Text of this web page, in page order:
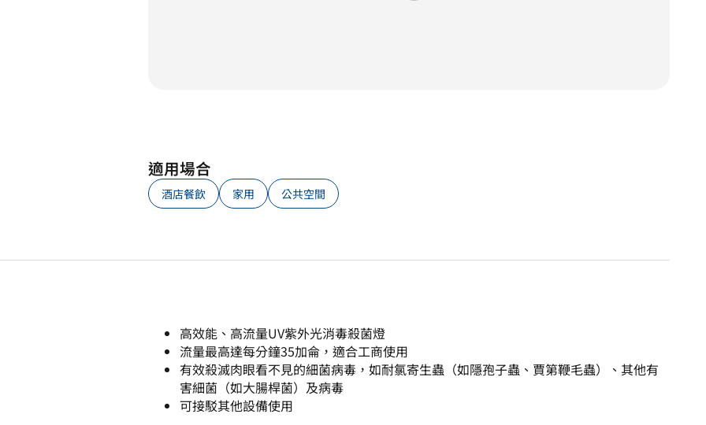
適用場合
酒店餐飲 家用 公共空間
高效能、高流量UV紫外光消毒殺菌燈
流量最高達每分鐘35加侖，適合工商使用
有效殺滅肉眼看不見的細菌病毒，如耐氯寄生蟲（如隱孢子蟲、賈第鞭毛蟲）、其他有
害細菌（如大腸桿菌）及病毒
可接駁其他設備使用